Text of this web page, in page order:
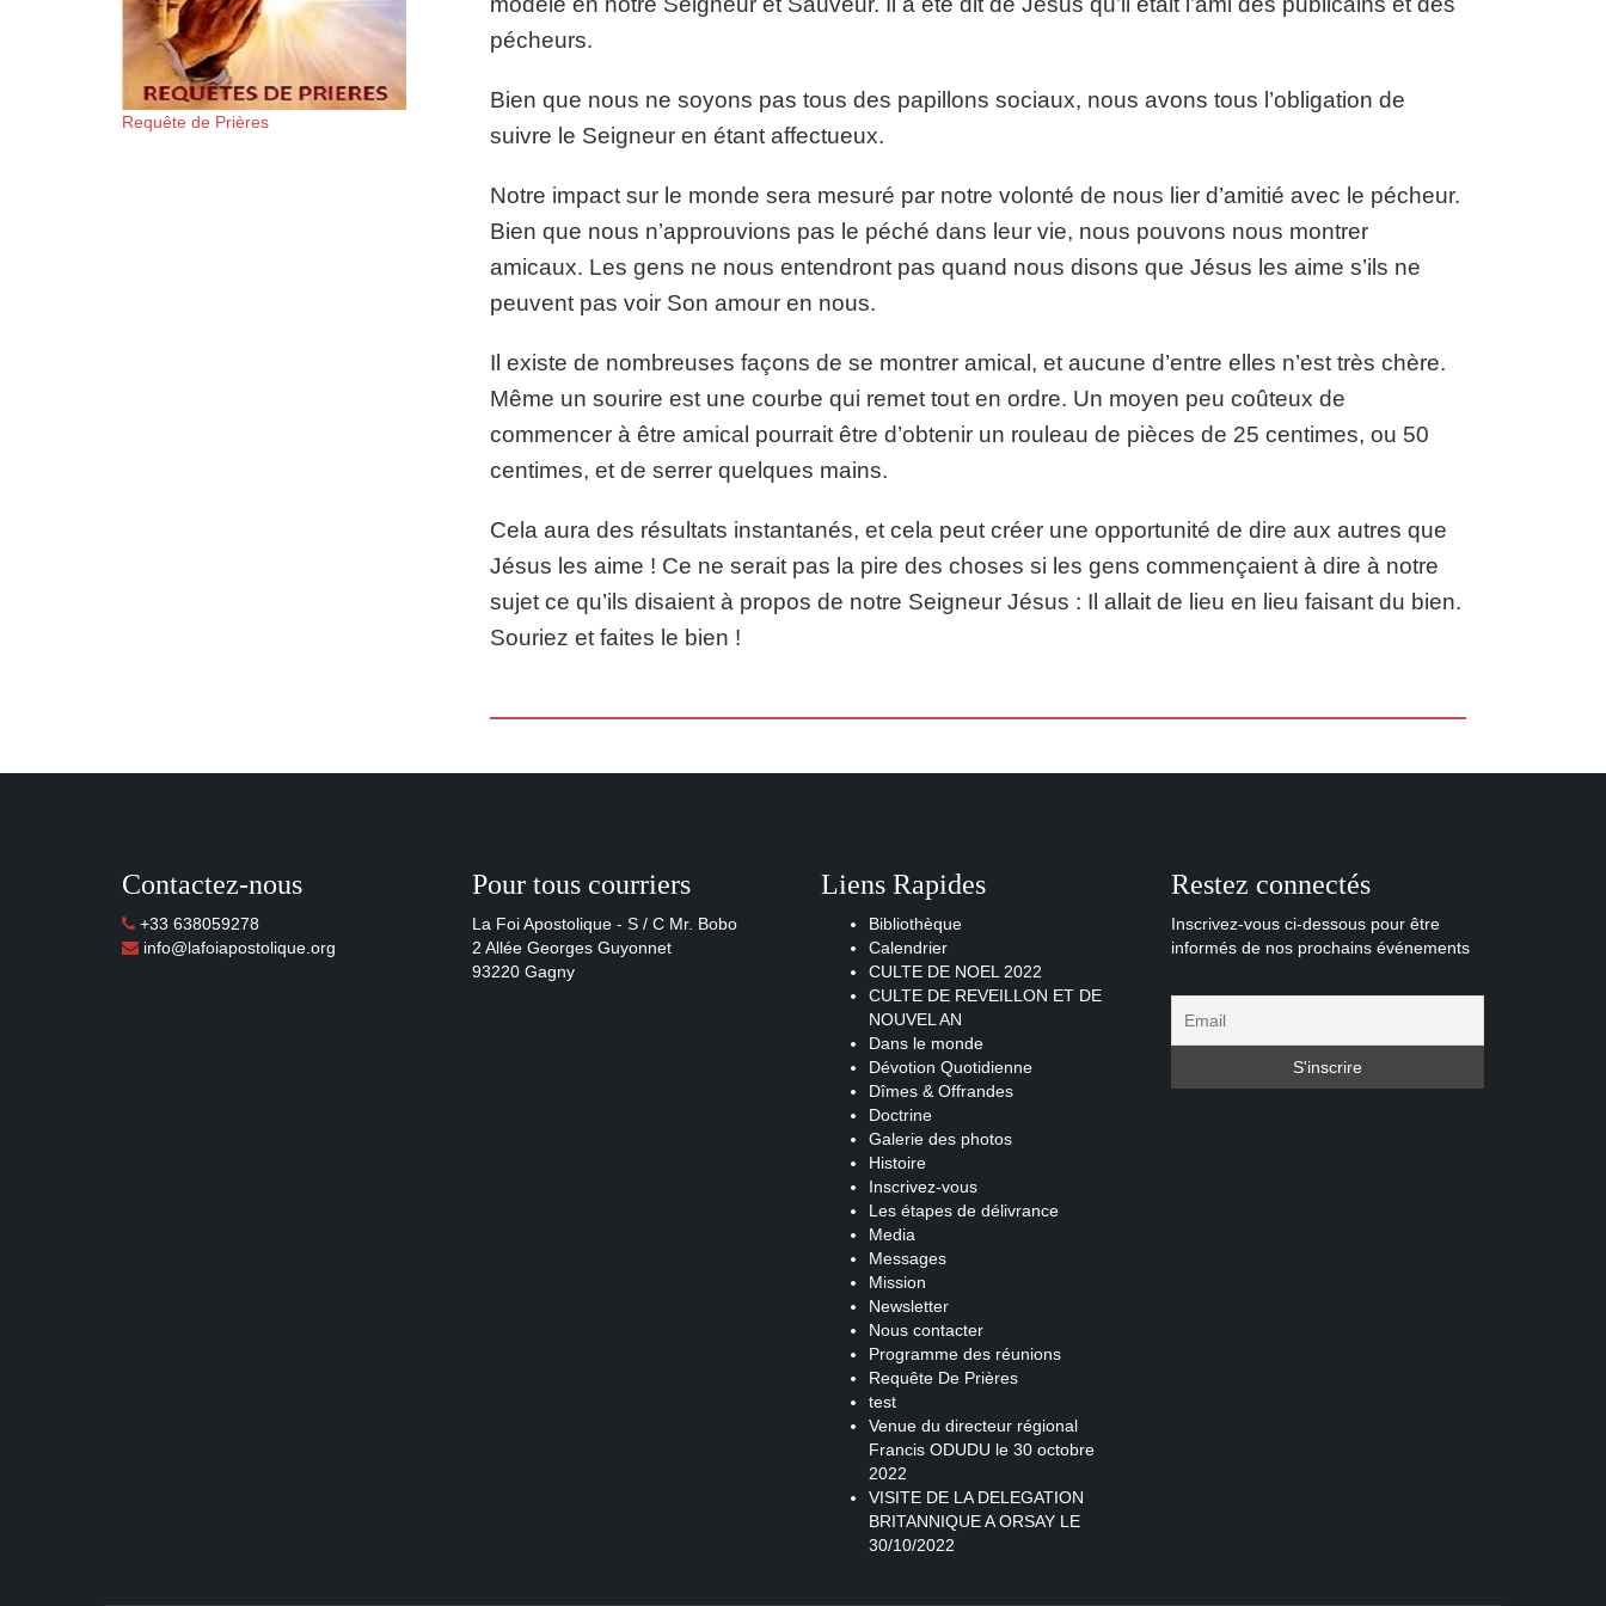
Requête de Prières
pécheurs.
Bien que nous ne soyons pas tous des papillons sociaux, nous avons tous l’obligation de
suivre le Seigneur en étant affectueux.
Notre impact sur le monde sera mesuré par notre volonté de nous lier d’amitié avec le pécheur.
Bien que nous n’approuvions pas le péché dans leur vie, nous pouvons nous montrer
amicaux. Les gens ne nous entendront pas quand nous disons que Jésus les aime s’ils ne
peuvent pas voir Son amour en nous.
Il existe de nombreuses façons de se montrer amical, et aucune d’entre elles n’est très chère.
Même un sourire est une courbe qui remet tout en ordre. Un moyen peu coûteux de
commencer à être amical pourrait être d’obtenir un rouleau de pièces de 25 centimes, ou 50
centimes, et de serrer quelques mains.
Cela aura des résultats instantanés, et cela peut créer une opportunité de dire aux autres que
Jésus les aime ! Ce ne serait pas la pire des choses si les gens commençaient à dire à notre
sujet ce qu’ils disaient à propos de notre Seigneur Jésus : Il allait de lieu en lieu faisant du bien.
Souriez et faites le bien !
Contactez-nous
+33 638059278
info@lafoiapostolique.org
Pour tous courriers
La Foi Apostolique - S / C Mr. Bobo
2 Allée Georges Guyonnet
93220 Gagny
Liens Rapides
Bibliothèque
Calendrier
CULTE DE NOEL 2022
CULTE DE REVEILLON ET DE
NOUVEL AN
Dans le monde
Dévotion Quotidienne
Dîmes & Offrandes
Doctrine
Galerie des photos
Histoire
Inscrivez-vous
Les étapes de délivrance
Media
Messages
Mission
Newsletter
Nous contacter
Programme des réunions
Requête De Prières
test
Venue du directeur régional
Francis ODUDU le 30 octobre
2022
VISITE DE LA DELEGATION
BRITANNIQUE A ORSAY LE
30/10/2022
Restez connectés
Inscrivez-vous ci-dessous pour être
informés de nos prochains événements